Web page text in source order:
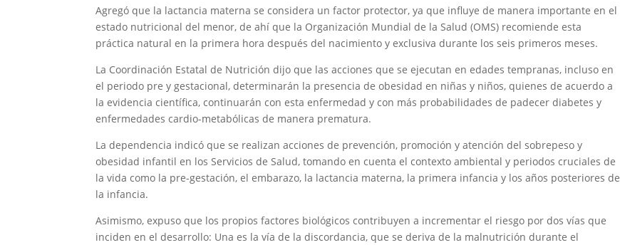
Agregó que la lactancia materna se considera un factor protector, ya que influye de manera importante en el
estado nutricional del menor, de ahí que la Organización Mundial de la Salud (OMS) recomiende esta
práctica natural en la primera hora después del nacimiento y exclusiva durante los seis primeros meses.
La Coordinación Estatal de Nutrición dijo que las acciones que se ejecutan en edades tempranas, incluso en
el periodo pre y gestacional, determinarán la presencia de obesidad en niñas y niños, quienes de acuerdo a
la evidencia científica, continuarán con esta enfermedad y con más probabilidades de padecer diabetes y
enfermedades cardio-metabólicas de manera prematura.
La dependencia indicó que se realizan acciones de prevención, promoción y atención del sobrepeso y
obesidad infantil en los Servicios de Salud, tomando en cuenta el contexto ambiental y periodos cruciales de
la vida como la pre-gestación, el embarazo, la lactancia materna, la primera infancia y los años posteriores de
la infancia.
Asimismo, expuso que los propios factores biológicos contribuyen a incrementar el riesgo por dos vías que
inciden en el desarrollo: Una es la vía de la discordancia, que se deriva de la malnutrición durante el